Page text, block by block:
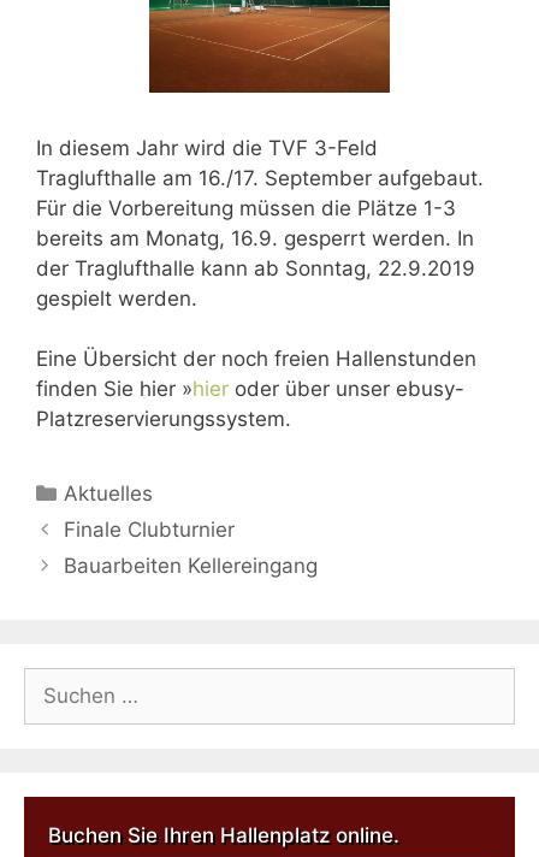
In diesem Jahr wird die TVF 3-Feld
Traglufthalle am 16./17. September aufgebaut.
Für die Vorbereitung müssen die Plätze 1-3
bereits am Monatg, 16.9. gesperrt werden. In
der Traglufthalle kann ab Sonntag, 22.9.2019
gespielt werden.
Eine Übersicht der noch freien Hallenstunden
finden Sie hier »hier oder über unser ebusy-
Platzreservierungssystem.
Aktuelles
Finale Clubturnier
Bauarbeiten Kellereingang
Buchen Sie Ihren Hallenplatz online.